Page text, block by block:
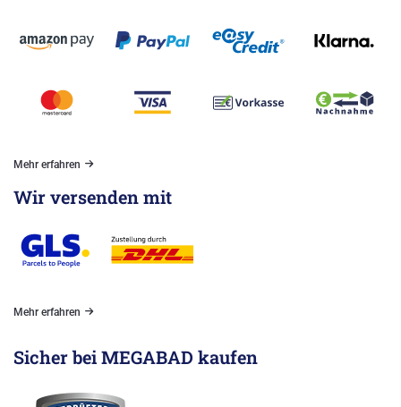
Mehr erfahren
Wir versenden mit
Mehr erfahren
Sicher bei MEGABAD kaufen